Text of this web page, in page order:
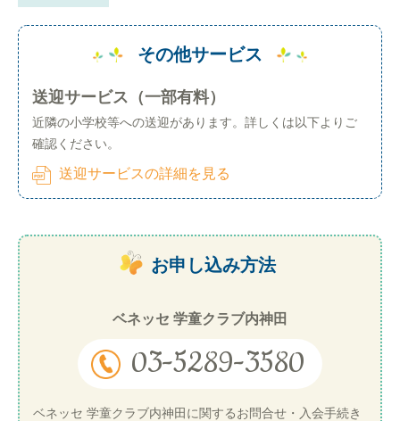
その他サービス
送迎サービス（一部有料）
近隣の小学校等への送迎があります。詳しくは以下よりご
確認ください。
送迎サービスの詳細を見る
お申し込み方法
ベネッセ 学童クラブ内神田
03-5289-3580
ベネッセ 学童クラブ内神田に関するお問合せ・入会手続き